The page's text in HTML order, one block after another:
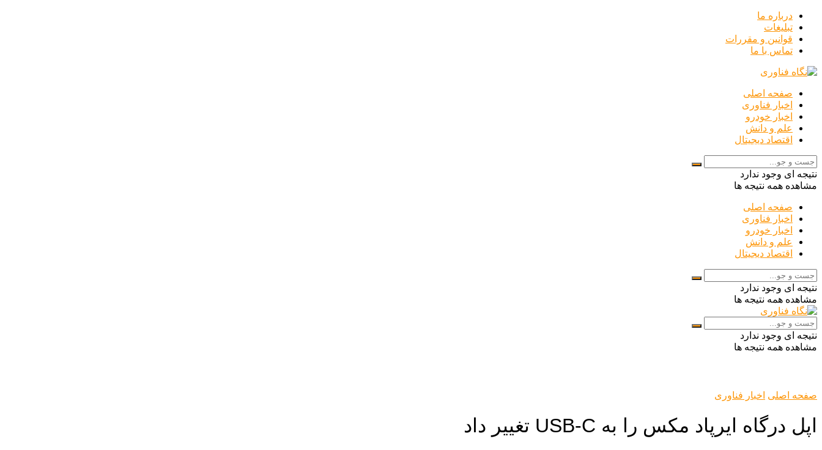
درباره ما
تبلیغات
قوانین و مقررات
تماس با ما
صفحه اصلی
اخبار فناوری
اخبار خودرو
علم و دانش
اقتصاد دیجیتال
نتیجه ای وجود ندارد
مشاهده همه نتیجه ها
صفحه اصلی
اخبار فناوری
اخبار خودرو
علم و دانش
اقتصاد دیجیتال
نتیجه ای وجود ندارد
مشاهده همه نتیجه ها
نتیجه ای وجود ندارد
مشاهده همه نتیجه ها
صفحه اصلی اخبار فناوری
اپل درگاه ایرپاد مکس را به USB-C تغییر داد